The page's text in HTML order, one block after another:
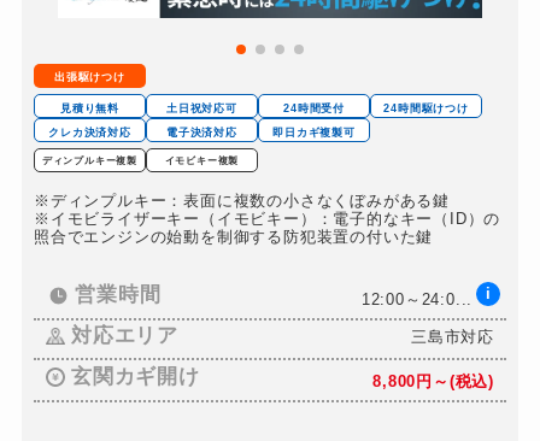
出張駆けつけ
見積り無料 土日祝対応可 24時間受付
24時間駆けつけ
クレカ決済対応
電子決済対応 即日カギ複製可
ディンプルキー複製 イモビキー複製
※ディンプルキー：表面に複数の小さなくぼみがある鍵
※イモビライザーキー（イモビキー）：電子的なキー（ID）の
照合でエンジンの始動を制御する防犯装置の付いた鍵
営業時間 12:00～24:0... i
対応エリア 三島市対応
玄関カギ開け 8,800円～(税込)